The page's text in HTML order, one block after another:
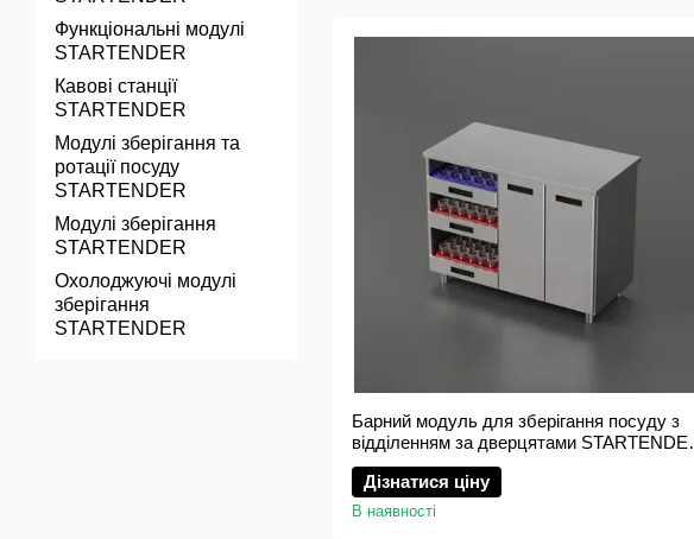
Барний модуль для зберігання посуду з
відділенням за дверцятами
GLASS DOORS
Дізнатися ціну
В наявності
Функціональні модулі
STARTENDER
Кавові станції
STARTENDER
Модулі зберігання та
ротації посуду
STARTENDER
Модулі зберігання
STARTENDER
Охолоджуючі модулі
зберігання
STARTENDER